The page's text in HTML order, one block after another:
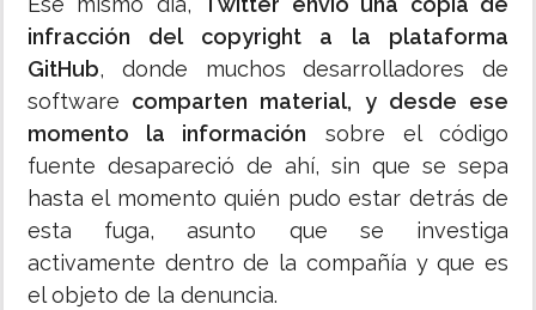
infracción del copyright a la plataforma
GitHub, donde muchos desarrolladores de
software comparten material, y desde ese
momento la información sobre el código
fuente desapareció de ahí, sin que se sepa
hasta el momento quién pudo estar detrás de
esta fuga, asunto que se investiga
activamente dentro de la compañía y que es
el objeto de la denuncia.